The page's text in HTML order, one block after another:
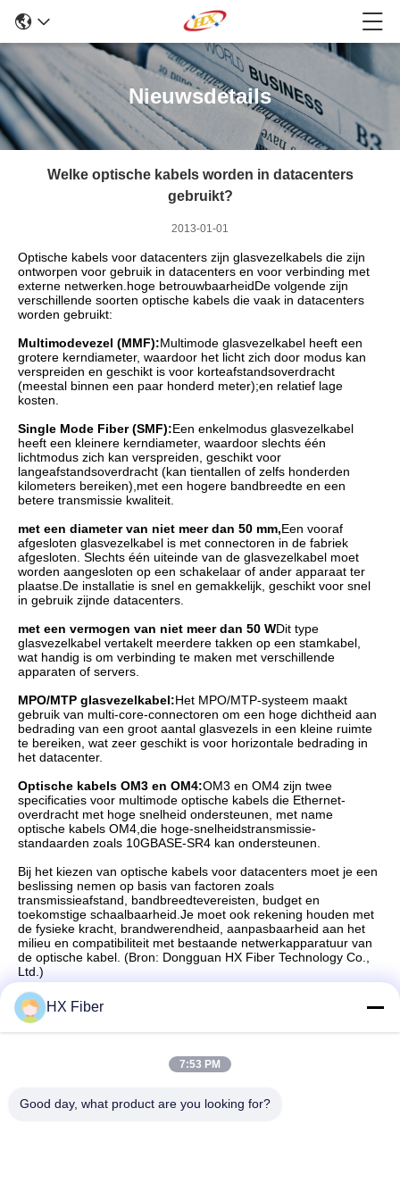
Nieuwsdetails
Welke optische kabels worden in datacenters
gebruikt?
2013-01-01
Optische kabels voor datacenters zijn glasvezelkabels die zijn
ontworpen voor gebruik in datacenters en voor verbinding met
externe netwerken.hoge betrouwbaarheidDe volgende zijn
verschillende soorten optische kabels die vaak in datacenters
worden gebruikt:
Multimodevezel (MMF):Multimode glasvezelkabel heeft een
grotere kerndiameter, waardoor het licht zich door modus kan
verspreiden en geschikt is voor korteafstandsoverdracht
(meestal binnen een paar honderd meter);en relatief lage
kosten.
Single Mode Fiber (SMF):Een enkelmodus glasvezelkabel
heeft een kleinere kerndiameter, waardoor slechts één
lichtmodus zich kan verspreiden, geschikt voor
langeafstandsoverdracht (kan tientallen of zelfs honderden
kilometers bereiken),met een hogere bandbreedte en een
betere transmissie kwaliteit.
met een diameter van niet meer dan 50 mm,Een vooraf
afgesloten glasvezelkabel is met connectoren in de fabriek
afgesloten. Slechts één uiteinde van de glasvezelkabel moet
worden aangesloten op een schakelaar of ander apparaat ter
plaatse.De installatie is snel en gemakkelijk, geschikt voor snel
in gebruik zijnde datacenters.
met een vermogen van niet meer dan 50 WDit type
glasvezelkabel vertakelt meerdere takken op een stamkabel,
wat handig is om verbinding te maken met verschillende
apparaten of servers.
MPO/MTP glasvezelkabel:Het MPO/MTP-systeem maakt
gebruik van multi-core-connectoren om een hoge dichtheid aan
bedrading van een groot aantal glasvezels in een kleine ruimte
te bereiken, wat zeer geschikt is voor horizontale bedrading in
het datacenter.
Optische kabels OM3 en OM4:OM3 en OM4 zijn twee
specificaties voor multimode optische kabels die Ethernet-
overdracht met hoge snelheid ondersteunen, met name
optische kabels OM4,die hoge-snelheidstransmissie-
standaarden zoals 10GBASE-SR4 kan ondersteunen.
Bij het kiezen van optische kabels voor datacenters moet je een
beslissing nemen op basis van factoren zoals
transmissieafstand, bandbreedtevereisten, budget en
toekomstige schaalbaarheid.Je moet ook rekening houden met
de fysieke kracht, brandwerendheid, aanpasbaarheid aan het
milieu en compatibiliteit met bestaande netwerkapparatuur van
de optische kabel. (Bron: Dongguan HX Fiber Technology Co.,
Ltd.)
Adres
HX Fiber
7:53 PM
Good day, what product are you looking for?